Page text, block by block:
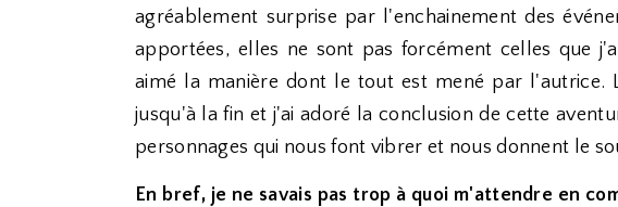
agréablement surprise par l'enchainement des
apportées, elles ne sont pas forcément celles que
aimé la manière dont le tout est mené par l'autrice.
jusqu'à la fin et j'ai adoré la conclusion de cette
personnages qui nous font vibrer et nous donnent le
En bref, je ne savais pas trop à quoi m'attendre en